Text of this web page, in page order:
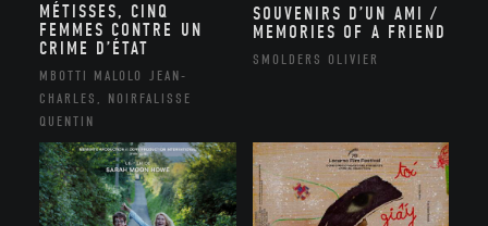
MÉTISSES, CINQ
FEMMES CONTRE UN
CRIME D’ÉTAT
MBOTTI MALOLO JEAN-
CHARLES, NOIRFALISSE
QUENTIN
SOUVENIRS D’UN AMI /
MEMORIES OF A FRIEND
SMOLDERS OLIVIER